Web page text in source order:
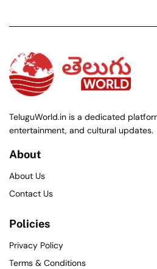
TeluguWorld.in is a dedicated
entertainment, and cultural updates.
About
About Us
Contact Us
Policies
Privacy Policy
Terms & Conditions